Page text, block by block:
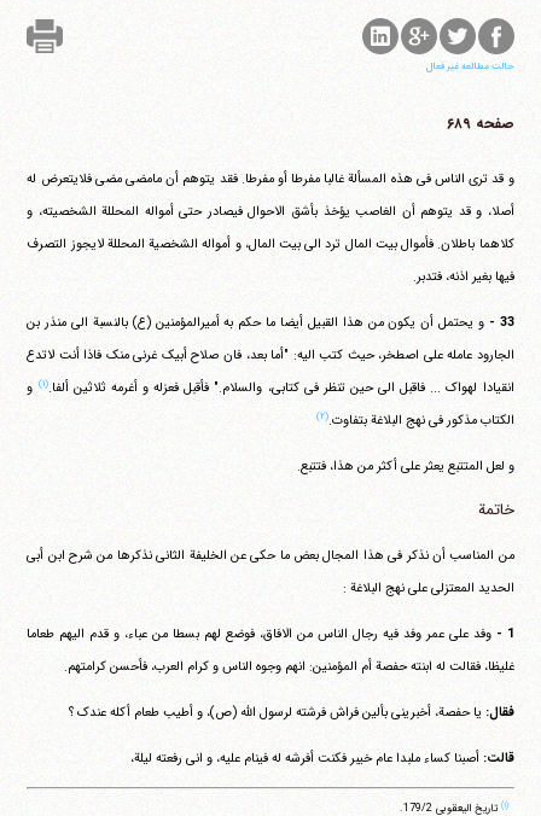
حالت مطالعه غیر فعال
صفحه ۶۸۹
و قد تری الناس فی هذه المسألة غالبا مفرطا أو مفرطا. فقد یتوهم أن مامضی مضی فلایتعرض له
أصلا، و قد یتوهم أن الغاصب یؤخذ بأشق الاحوال فیصادر حتی أمواله المحللة الشخصیته، و
کلاهما باطلان. فأموال بیت المال ترد الی بیت المال، و أمواله الشخصیة المحللة لایجوز التصرف
فیها بغیر اذنه، فتدبر.
33 -
و یحتمل أن یکون من هذا القبیل أیضا ما حکم به أمیرالمؤمنین (ع) بالنسبة الی منذر بن
الجارود عامله علی اصطخر، حیث کتب الیه: "أما بعد، فان صلاح أبیک غرنی منک فاذا أنت لاتدع
انقیادا لهواک ... فاقبل الی حین تنظر فی کتابی، والسلام." فأقبل فعزله و أغرمه ثلاثین ألفا.(۱)
و
الکتاب مذکور فی نهج البلاغة بتفاوت.(۲)
و لعل المتتبع یعثر علی أکثر من هذا، فتتبع.
خاتمة
من المناسب أن نذکر فی هذا المجال بعض ما حکی عن الخلیفة الثانی نذکرها من شرح ابن أبی
الحدید المعتزلی علی نهج البلاغة :
1 -
وفد علی عمر وفد فیه رجال الناس من الافاق، فوضع لهم بسطا من عباء، و قدم الیهم طعاما
غلیظا، فقالت له ابنته حفصة أم المؤمنین: انهم وجوه الناس و کرام العرب، فأحسن کرامتهم.
فقال: یا حفصة، أخبرینی بألین فراش فرشته لرسول الله (ص)، و أطیب طعام أکله عندک ؟
قالت:أصبنا کساء ملبدا عام خیبر فکنت أفرشه له فینام علیه، و انی رفعته لیلة،
(۱) تاریخ الیعقوبی ‏179/2.